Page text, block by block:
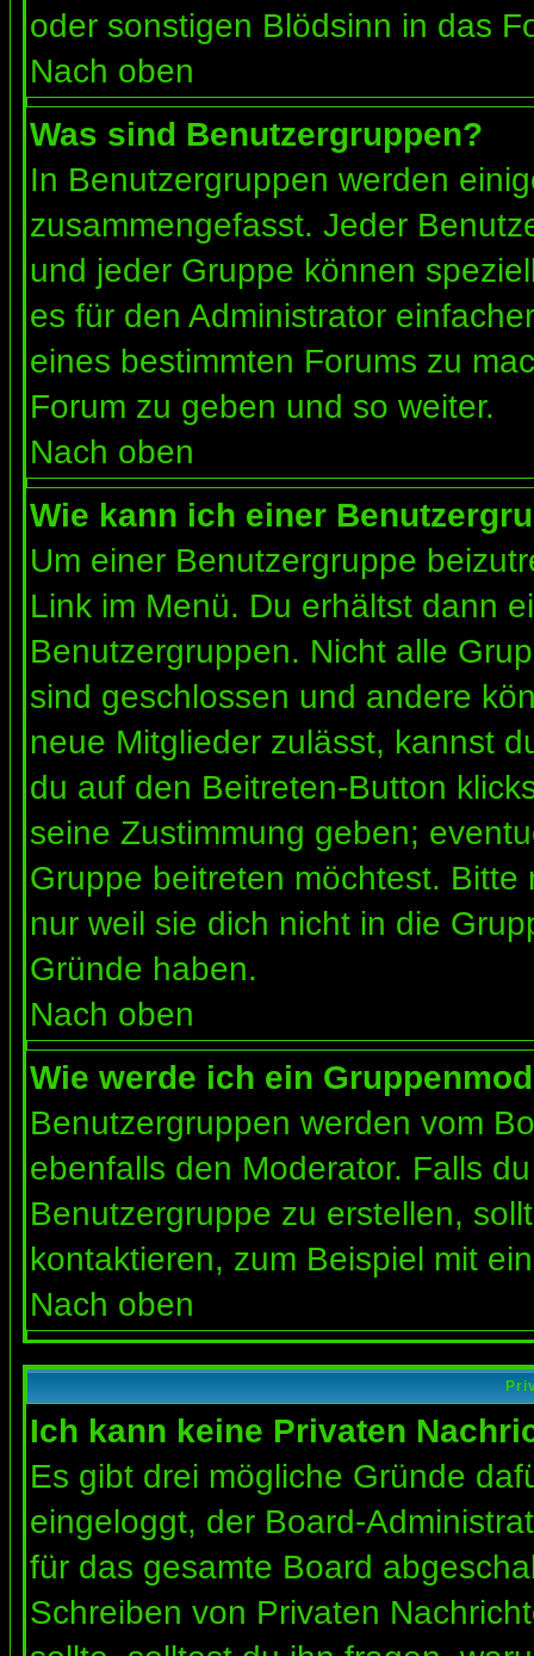
oder sonstigen Blödsinn in das
Nach oben
Was sind Benutzergruppen?
In Benutzergruppen werden
zusammengefasst. Jeder
und jeder Gruppe können
es für den Administrator
eines bestimmten Forums zu
Forum zu geben und so weiter.
Nach oben
Wie kann ich einer
Um einer Benutzergruppe
Link im Menü. Du erhältst dann
Benutzergruppen. Nicht alle
sind geschlossen und andere
neue Mitglieder zulässt, kannst
du auf den Beitreten-Button
seine Zustimmung geben;
Gruppe beitreten möchtest.
nur weil sie dich nicht in die
Gründe haben.
Nach oben
Wie werde ich ein
Benutzergruppen werden vom
ebenfalls den Moderator. Falls
Benutzergruppe zu erstellen,
kontaktieren, zum Beispiel mit
Nach oben
Ich kann keine Privaten
Es gibt drei mögliche Gründe
eingeloggt, der Board-
für das gesamte Board
Schreiben von Privaten